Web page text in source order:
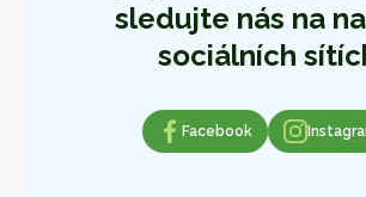
sledujte nás na
sociálních
Facebook
Instagram